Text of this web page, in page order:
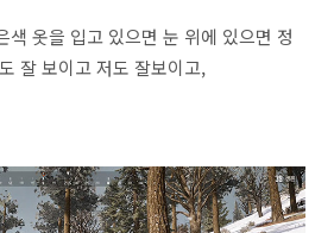
색 옷을 입고 있으면 눈 위에 있으면 정
잘 보이고 저도 잘보이고,